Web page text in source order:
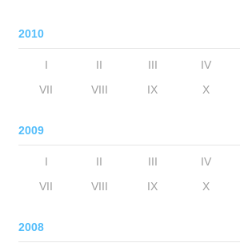
2010
I II III IV
VII
VIII IX X
2009
I II III IV
VII
VIII IX X
2008